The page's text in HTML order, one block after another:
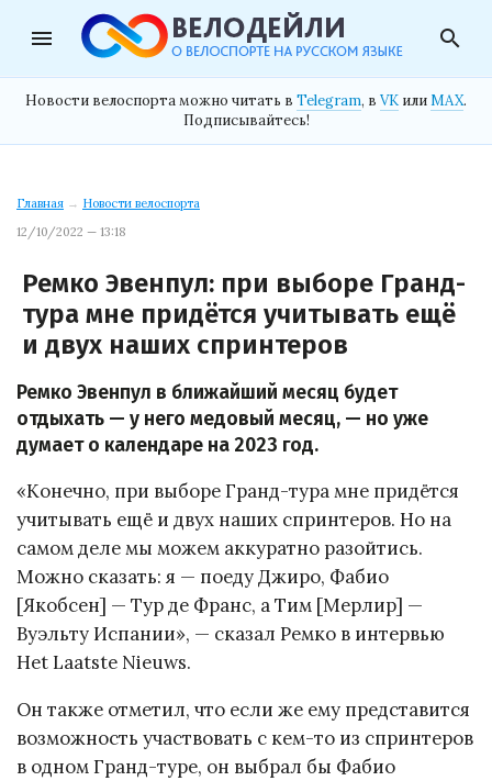
menu search
Новости велоспорта можно читать в Telegram, в VK илиMAX.
Подписывайтесь!
Главная → Новости велоспорта
12/10/2022 — 13:18
Ремко Эвенпул: при выборе Гранд-
тура мне придётся учитывать ещё
и двух наших спринтеров
Ремко Эвенпул в ближайший месяц будет
отдыхать — у него медовый месяц, — но уже
думает о календаре на 2023 год.
«Конечно, при выборе Гранд-тура мне придётся
учитывать ещё и двух наших спринтеров. Но на
самом деле мы можем аккуратно разойтись.
Можно сказать: я — поеду Джиро, Фабио
[Якобсен] — Тур де Франс, а Тим [Мерлир] —
Вуэльту Испании», — сказал Ремко в интервью
Het Laatste Nieuws.
Он также отметил, что если же ему представится
возможность участвовать с кем-то из спринтеров
в одном Гранд-туре, он выбрал бы Фабио